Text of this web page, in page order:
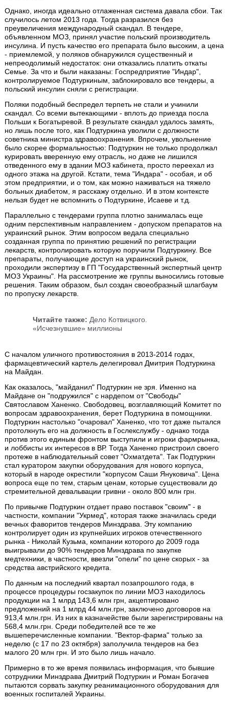
Однако, иногда идеально отлаженная система давала сбои. Так
случилось летом 2013 года. Тогда разразился без
преувеличения международный скандал. В тендере,
объявленном МОЗ, принял участие польский производитель
инсулина. И пусть качество его препарата было высоким, а цена
- приемлемой, у поляков обнаружился существенный и
непреодолимый недостаток: они отказались платить откаты
Семье. За что и были наказаны: Госпредприятие "Индар",
контролируемое Подтуркиным, заблокировало все тендеры, а
польский инсулин сняли с регистрации.
Поляки подобный беспредел терпеть не стали и учинили
скандал. Со всеми вытекающими - вплоть до приезда посла
Польши к Богатыревой. В результате скандал удалось замять,
но лишь после того, как Подтуркина уволили с должности
советника министра здравоохранения. Впрочем, увольнение
было скорее формальностью: Подтуркин не только продолжал
курировать вверенную ему отрасль, но даже не лишился
отведенного ему в здании МОЗ кабинета, просто переехал из
одного этажа на другой. Кстати, тема "Индара" - особая, и об
этом предприятии, и о том, как можно наживаться на тяжело
больных диабетом, я расскажу отдельно. И в этом контексте
нельзя будет не вспомнить о Подтуркине, Исаеве и т.д.
Параллельно с тендерами группа плотно занималась еще
одним перспективным направлением - допуском препаратов на
украинский рынок. Этим вопросом ведала специально
созданная группа по принятию решений по регистрации
лекарств, контролировать которую поручили Подтуркину. Все
препараты, получающие доступ на украинский рынок,
проходили экспертизу в ГП "Государственный экспертный центр
МОЗ Украины". На рассмотрение же группы выносились готовые
решения. Таким образом, был создан своеобразный шлагбаум
по пропуску лекарств.
Читайте также: Дело Котвицкого.
«Исчезнувшие» миллионы
С началом уличного противостояния в 2013-2014 годах,
фармацевтический картель делегировал Дмитрия Подтуркина
на Майдан.
Как оказалось, "майданил" Подтуркин не зря. Именно на
Майдане он "подружился" с нардепом от "Свободы"
Святославом Ханенко. Свободовец, возглавляющий Комитет по
вопросам здравоохранения, берет Подтуркина в помощники.
Подтуркин настолько "очаровал" Ханенко, что тот даже пытался
протолкнуть его на должность в Гослекслужбу - однако тогда
против этого единым фронтом выступили и игроки фармрынка,
и лоббисты их интересов в ВР. Тогда Ханенко пристроил своего
протеже в наблюдательный совет "Охматдета". Так Подтуркин
стал куратором закупки оборудования для нового корпуса,
который в народе окрестили "корпусом Саши Януковича". Цена
вопроса еще по тем, старым ценам, которые существовали до
стремительной девальвации гривни - около 800 млн грн.
По привычке Подтуркин отдает право поставок "своим" - в
частности, компании "Укрмед", которая также значилась среди
вечных фаворитов тендеров Минздрава. Эту компанию
контролирует один из крупнейших игроков отечественного
рынка - Николай Кузьма, компании которого до 2009 года
выигрывали до 90% тендеров Минздрава по закупке
медтехники, в частности, ввезли "опели" по цене скорых - за
средства австрийского кредита.
По данным на последний квартал позапрошлого года, в
процессе процедуры госзакупок по линии МОЗ находилось
продукции на 1 млрд 143,6 млн грн, акцептировано
предложений на 1 млрд 44 млн.грн, заключено договоров на
913,4 млн.грн. Из них в казначействе были зарегистрированы на
568,4 млн.грн. Среди победителей все те же
вышеперечисленные компании. "Вектор-фарма" только за
неделю (с 17 по 23 октября) заполучила тендеров на без
малого 20 млн грн. И это было лишь начало.
Примерно в то же время появилась информация, что бывшие
сотрудники Минздрава Дмитрий Подтуркин и Роман Богачев
пытаются сорвать закупку реанимационного оборудования для
военных госпиталей Украины.